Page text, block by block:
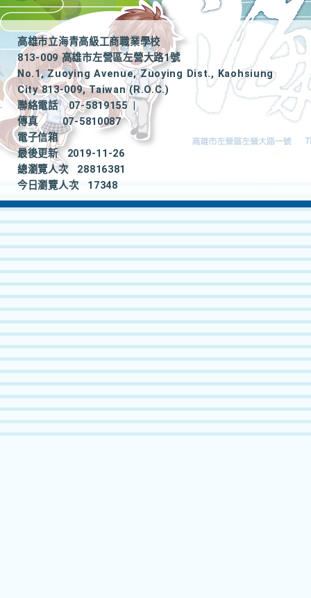
高雄市立海青高級工商職業學校
813-009 高雄市左營區左營大路1號
No.1, Zuoying Avenue, Zuoying Dist., Kaohsiung
City 813-009, Taiwan (R.O.C.)
聯絡電話
07-5819155
|
傳真
07-5810087
電子信箱
最後更新
2019-11-26
總瀏覽人次
28816381
今日瀏覽人次
17348